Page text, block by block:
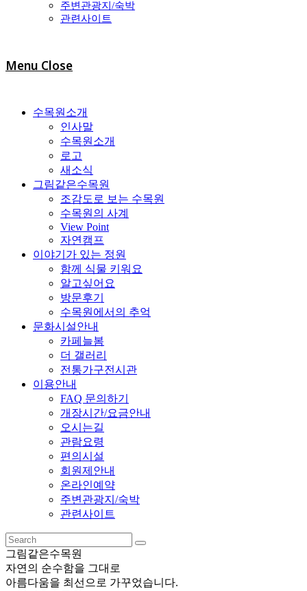
주변관광지/숙박
관련사이트
Menu Close
수목원소개
인사말
수목원소개
로고
새소식
그림같은수목원
조감도로 보는 수목원
수목원의 사계
View Point
자연캠프
이야기가 있는 정원
함께 식물 키워요
알고싶어요
방문후기
수목원에서의 추억
문화시설안내
카페늘봄
더 갤러리
전통가구전시관
이용안내
FAQ 문의하기
개장시간/요금안내
오시는길
관람요령
편의시설
회원제안내
온라인예약
주변관광지/숙박
관련사이트
그림같은수목원
자연의 순수함을 그대로
아름다움을 최선으로 가꾸었습니다.